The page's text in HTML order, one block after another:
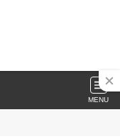
MENU